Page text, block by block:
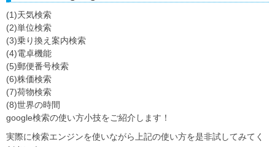
(1)天気検索
(2)単位検索
(3)乗り換え案内検索
(4)電卓機能
(5)郵便番号検索
(6)株価検索
(7)荷物検索
(8)世界の時間
google検索の使い方小技をご紹介します！
実際に検索エンジンを使いながら上記の使い方を是非試してみてく